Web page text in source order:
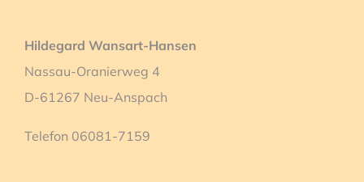
Hildegard Wansart-Hansen
Nassau-Oranierweg 4
D-61267 Neu-Anspach
Telefon 06081-7159